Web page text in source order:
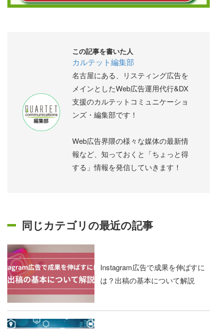
この記事を書いた人
カルテット編集部
名古屋にある、リスティング広告を
メインとしたWeb広告運用代行&DX
支援のカルテットコミュニケーショ
ンズ・編集部です！
Web広告界隈の様々な媒体の最新情
報など、知っておくと「ちょっと得
する」情報を発信していきます！
同じカテゴリの最近の記事
Instagram広告で成果を伸ばすに
は？出稿の基本について解説